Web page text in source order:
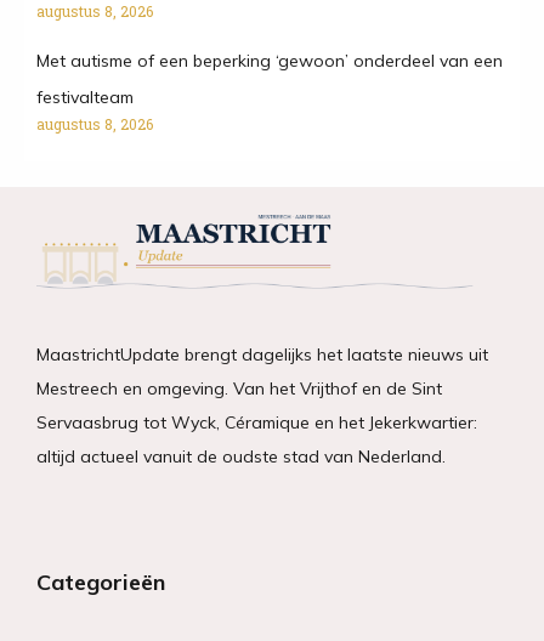
augustus 8, 2026
Met autisme of een beperking ‘gewoon’ onderdeel van een
festivalteam
augustus 8, 2026
MaastrichtUpdate brengt dagelijks het laatste nieuws uit
Mestreech en omgeving. Van het Vrijthof en de Sint
Servaasbrug tot Wyck, Céramique en het Jekerkwartier:
altijd actueel vanuit de oudste stad van Nederland.
Categorieën